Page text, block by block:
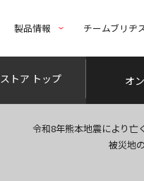
製品情報 チームブリヂ
ストア トップ オ
令和8年熊本地震により亡
被災地